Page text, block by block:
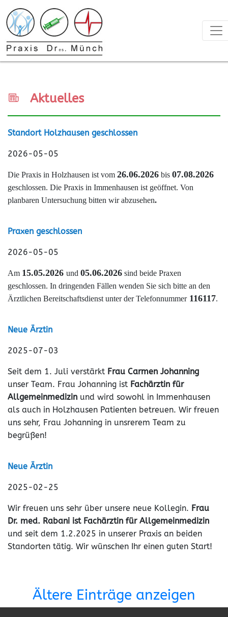
Aktuelles
Standort Holzhausen geschlossen
2026-05-05
Die Praxis in Holzhausen ist vom 26.06.2026 bis 07.08.2026
geschlossen. Die Praxis in Immenhausen ist geöffnet. Von
planbaren Untersuchung bitten wir abzusehen.
Praxen geschlossen
2026-05-05
Am 15.05.2026 und 05.06.2026 sind beide Praxen
geschlossen. In dringenden Fällen wenden Sie sich bitte an den
Ärztlichen Bereitschaftsdienst unter der Telefonnummer116117.
Neue Ärztin
2025-07-03
Seit dem 1. Juli verstärkt Frau Carmen Johanning
unser Team. Frau Johanning ist Fachärztin für
Allgemeinmedizin und wird sowohl in Immenhausen
als auch in Holzhausen Patienten betreuen. Wir freuen
uns sehr, Frau Johanning in unsrerem Team zu
begrüßen!
Neue Ärztin
2025-02-25
Wir freuen uns sehr über unsere neue Kollegin. Frau
Dr. med. Rabani ist Fachärztin für Allgemeinmedizin
und seit dem 1.2.2025 in unserer Praxis an beiden
Standorten tätig. Wir wünschen Ihr einen guten Start!
Ältere Einträge anzeigen